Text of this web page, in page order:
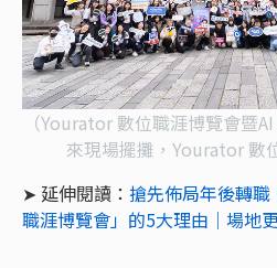
（Yourator 數位職涯博覽會暨
來現場擺攤，Yourator 數
➤ 延伸閱讀： 搶先佈局年後轉
職涯博覽會」的5大理由｜場地